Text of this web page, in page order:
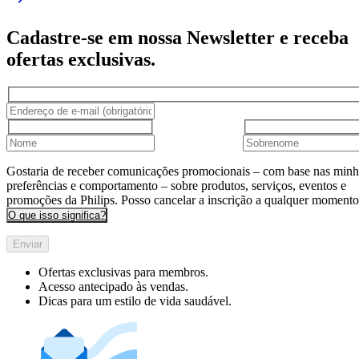
Cadastre-se em nossa Newsletter e receba
ofertas exclusivas.
Gostaria de receber comunicações promocionais – com base nas
preferências e comportamento – sobre produtos, serviços, eventos e
promoções da Philips. Posso cancelar a inscrição a qualquer
O que isso significa?
Enviar
Ofertas exclusivas para membros.
Acesso antecipado às vendas.
Dicas para um estilo de vida saudável.